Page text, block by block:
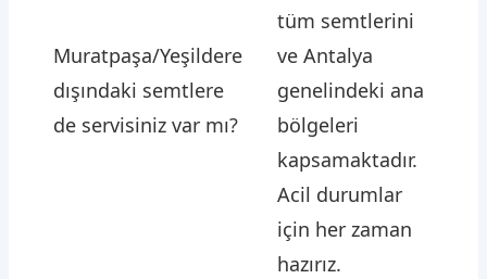
Muratpaşa/Yeşildere
dışındaki semtlere
de servisiniz var mı?
tüm semtlerini
ve Antalya
genelindeki ana
bölgeleri
kapsamaktadır.
Acil durumlar
için her zaman
hazırız.